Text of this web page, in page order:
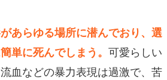
あらゆる場所に潜んでおり、選
単に死んでしまう。 可愛らしい
血などの暴力表現は過激で、苦